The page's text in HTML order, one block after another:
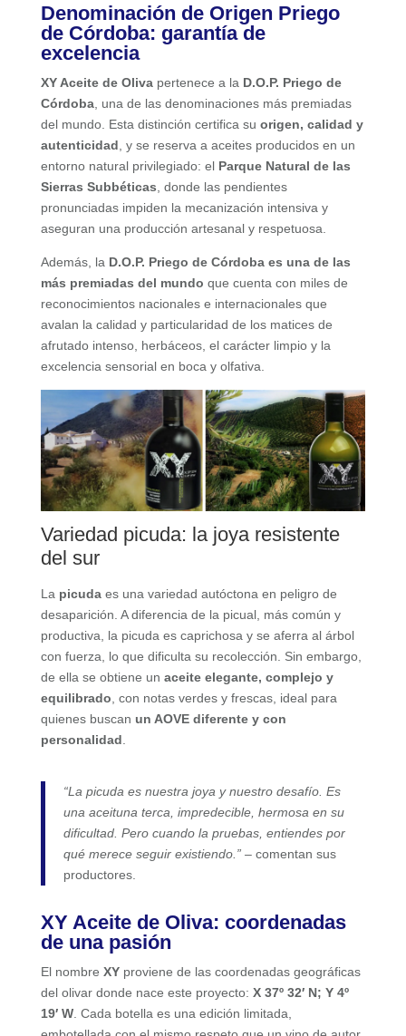
Denominación de Origen Priego
de Córdoba: garantía de
excelencia
XY Aceite de Olivapertenece a la D.O.P. Priego de
Córdoba, una de las denominaciones más premiadas
del mundo. Esta distinción certifica su origen, calidad y
autenticidad , y se reserva a aceites producidos en un
entorno natural privilegiado: el Parque Natural de las
Sierras Subbéticas , donde las pendientes
pronunciadas impiden la mecanización intensiva y
aseguran una producción artesanal y respetuosa.
Además, la D.O.P. Priego de Córdoba es una de las
más premiadas del mundo que cuenta con miles de
reconocimientos nacionales e internacionales que
avalan la calidad y particularidad de los matices de
afrutado intenso, herbáceos, el carácter limpio y la
excelencia sensorial en boca y olfativa.
Variedad picuda: la joya resistente
del sur
La picudaes una variedad autóctona en peligro de
desaparición. A diferencia de la picual, más común y
productiva, la picuda es caprichosa y se aferra al árbol
con fuerza, lo que dificulta su recolección. Sin embargo,
de ella se obtiene un aceite elegante, complejo y
equilibrado , con notas verdes y frescas, ideal para
quienes buscan un AOVE diferente y con
personalidad
“La picuda es nuestra joya y nuestro desafío. Es
una aceituna terca, impredecible, hermosa en su
dificultad. Pero cuando la pruebas, entiendes por
qué merece seguir existiendo.” – comentan sus
productores.
XY Aceite de Oliva: coordenadas
de una pasión
El nombre XYproviene de las coordenadas geográficas
del olivar donde nace este proyecto: X 37º 32′ N; Y 4º
19′ W. Cada botella es una edición limitada,